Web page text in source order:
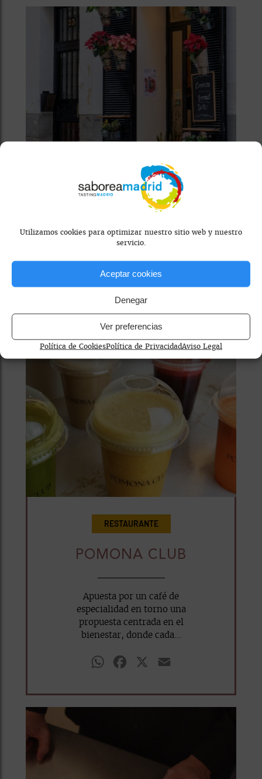
Utilizamos cookies para optimizar nuestro sitio web y nuestro
servicio.
Aceptar cookies
Denegar
Ver preferencias
Política de CookiesPolítica de PrivacidadAviso Legal
RESTAURANTE
BOTÁNICA
Combina café de especialidad y
repostería artesanal con un
entorno marcado por plantas
y...
WhatsApp
Facebook
X Email
RESTAURANTE
POMONA CLUB
Apuesta por un café de
especialidad en torno una
propuesta centrada en el
bienestar, donde cada...
WhatsAppFacebook